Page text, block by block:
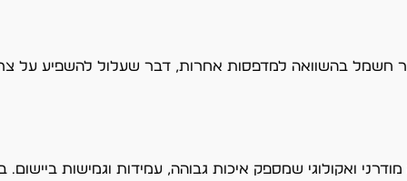
חשמל בהשוואה למדפסות אחרות, דבר שעלול להשפיע על
ואקולוגי שמספק איכות גבוהה, עמידות וגמישות ביישום.